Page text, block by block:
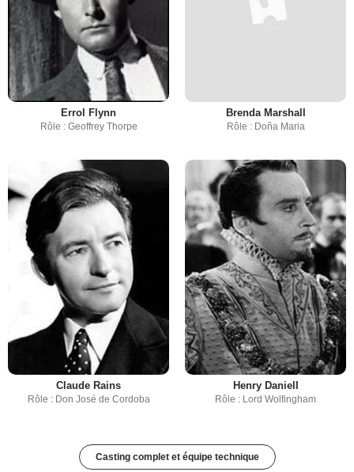
Errol Flynn
Rôle : Geoffrey Thorpe
Brenda Marshall
Rôle : Doña Maria
Claude Rains
Rôle : Don José de Cordoba
Henry Daniell
Rôle : Lord Wolfingham
Casting complet et équipe technique